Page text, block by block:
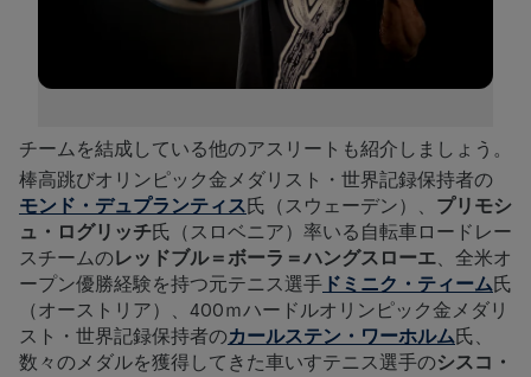
チームを結成している他のアスリートも紹介しましょう。
棒高跳びオリンピック金メダリスト・世界記録保持者の
モンド・デュプランティス 氏（スウェーデン）、 プリモシ
ュ・ログリッチ氏（スロベニア）率いる自転車ロードレー
スチームのレッドブル＝ボーラ＝ハングスローエ 、全米オ
ープン優勝経験を持つ元テニス選手 ドミニク・ティーム氏
（オーストリア）、400ｍハードルオリンピック金メダリ
スト・世界記録保持者のカールステン・ワーホルム氏、
数々のメダルを獲得してきた車いすテニス選手のシスコ・